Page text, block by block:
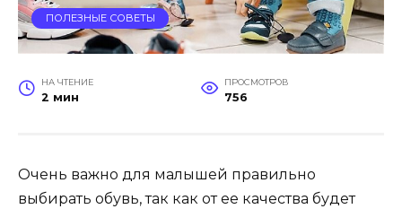
ПОЛЕЗНЫЕ СОВЕТЫ
НА ЧТЕНИЕ
2 мин
ПРОСМОТРОВ
756
Очень важно для малышей правильно
выбирать обувь, так как от ее качества будет